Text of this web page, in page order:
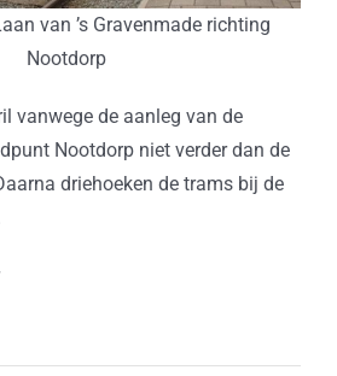
van ’s Gravenmade richting
Nootdorp
vanwege de aanleg van de
Nootdorp niet verder dan de
driehoeken de trams bij de